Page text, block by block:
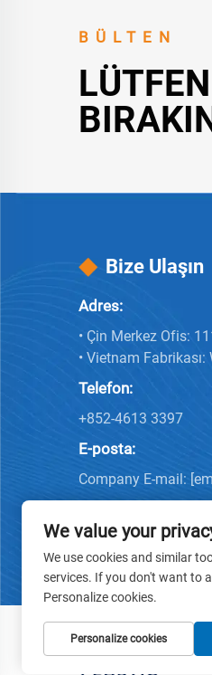
BÜLTEN
Bize Ulaşın
Adres:
• Çin Merkez Ofis:
• Vietnam
Telefon:
+852-4613 3397
E-posta:
Company E-mail:
We value your
We use cookies and similar
services. If you don't want to
Personalize cookies.
Personalize cookies